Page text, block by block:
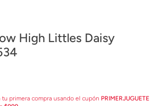
High Littles Daisy
primera compra usando el cupón PRIMERJUGUETE